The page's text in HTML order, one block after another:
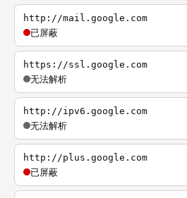
http://mail.google.com
已屏蔽
https://ssl.google.com
无法解析
http://ipv6.google.com
无法解析
http://plus.google.com
已屏蔽